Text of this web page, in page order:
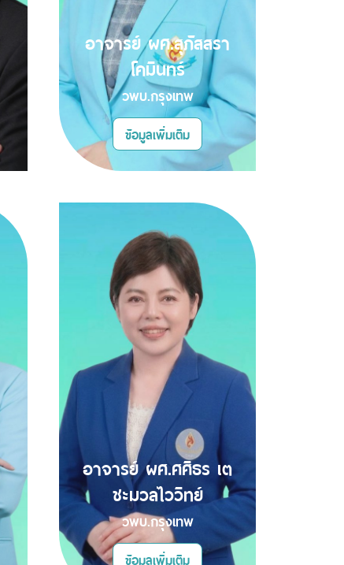
อาจารย์ ผศ.สุภัสสรา
โคมินทร์
วพบ.กรุงเทพ
ข้อมูลเพิ่มเติม
อาจารย์ ผศ.ศศิธร เต
ชะมวลไววิทย์
วพบ.กรุงเทพ
ข้อมูลเพิ่มเติม